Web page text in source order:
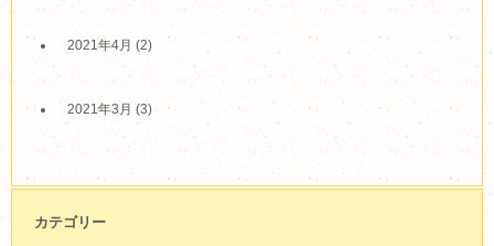
2021年4月 (2)
2021年3月 (3)
カテゴリー